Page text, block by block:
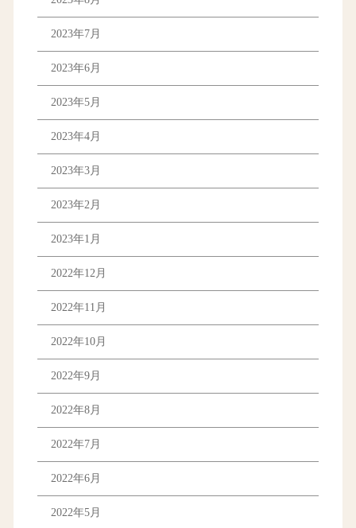
2023年7月
2023年6月
2023年5月
2023年4月
2023年3月
2023年2月
2023年1月
2022年12月
2022年11月
2022年10月
2022年9月
2022年8月
2022年7月
2022年6月
2022年5月